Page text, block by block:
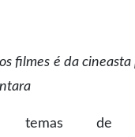
filmes é da
temas de